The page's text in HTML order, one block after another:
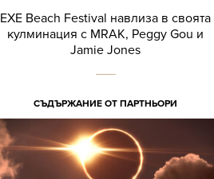
EXE Beach Festival навлиза в своята
кулминация с MRAK, Peggy Gou и
Jamie Jones
СЪДЪРЖАНИЕ ОТ ПАРТНЬОРИ